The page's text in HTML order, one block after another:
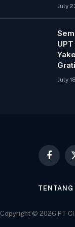
July
July
TENTANG
Copyright © 2026 PT